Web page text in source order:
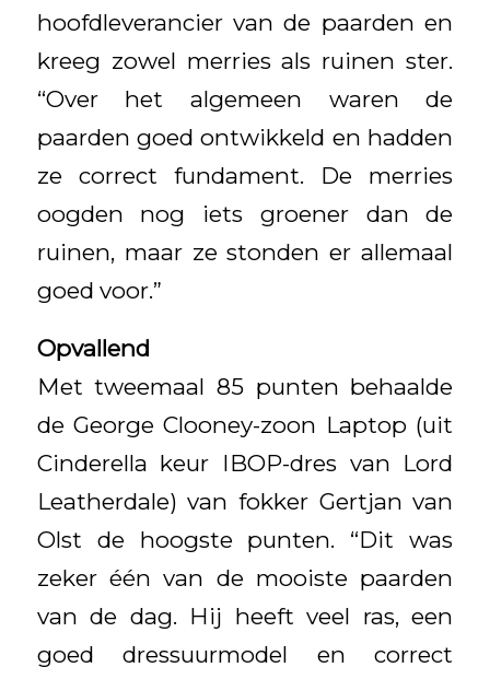
hoofdleverancier van de paarden en
kreeg zowel merries als ruinen ster.
“Over het algemeen waren de
paarden goed ontwikkeld en hadden
ze correct fundament. De merries
oogden nog iets groener dan de
ruinen, maar ze stonden er allemaal
goed voor.”
Opvallend
Met tweemaal 85 punten behaalde
de George Clooney-zoon Laptop (uit
Cinderella keur IBOP-dres van Lord
Leatherdale) van fokker Gertjan van
Olst de hoogste punten. “Dit was
zeker één van de mooiste paarden
van de dag. Hij heeft veel ras, een
goed dressuurmodel en correct